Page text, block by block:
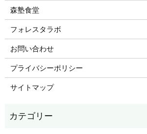
森塾食堂
フォレスタラボ
お問い合わせ
プライバシーポリシー
サイトマップ